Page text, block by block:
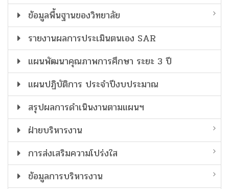
ข้อมูลพื้นฐานของวิทยาลัย
รายงานผลการประเมินตนเอง SAR
แผนพัฒนาคุณภาพการศึกษา ระยะ 3 ปี
แผนปฏิบัติการ ประจำปีงบประมาณ
สรุปผลการดำเนินงานตามแผนฯ
ฝ่ายบริหารงาน
การส่งเสริมความโปร่งใส
ข้อมูลการบริหารงาน